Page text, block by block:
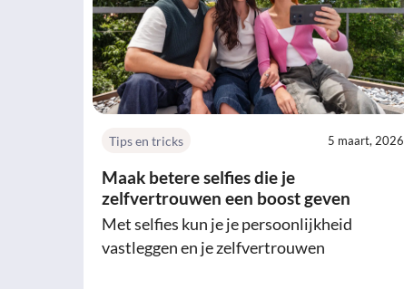
Tips en tricks 5 maart, 2026
Maak betere selfies die je
zelfvertrouwen een boost geven
Met selfies kun je je persoonlijkheid
vastleggen en je zelfvertrouwen